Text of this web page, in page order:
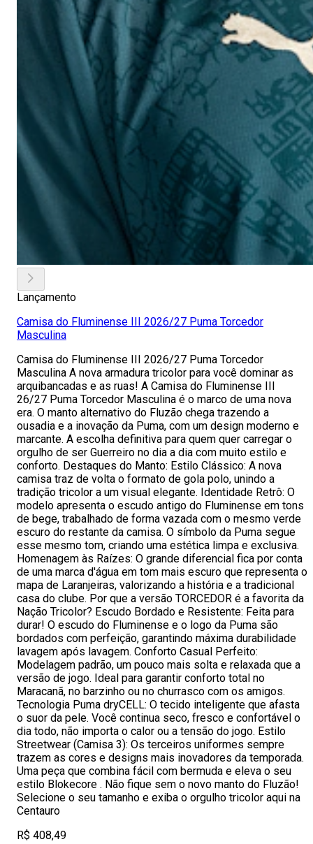
Lançamento
Camisa do Fluminense III 2026/27 Puma Torcedor
Masculina
Camisa do Fluminense III 2026/27 Puma Torcedor
Masculina A nova armadura tricolor para você dominar as
arquibancadas e as ruas! A Camisa do Fluminense III
26/27 Puma Torcedor Masculina é o marco de uma nova
era. O manto alternativo do Fluzão chega trazendo a
ousadia e a inovação da Puma, com um design moderno e
marcante. A escolha definitiva para quem quer carregar o
orgulho de ser Guerreiro no dia a dia com muito estilo e
conforto. Destaques do Manto: Estilo Clássico: A nova
camisa traz de volta o formato de gola polo, unindo a
tradição tricolor a um visual elegante. Identidade Retrô: O
modelo apresenta o escudo antigo do Fluminense em tons
de bege, trabalhado de forma vazada com o mesmo verde
escuro do restante da camisa. O símbolo da Puma segue
esse mesmo tom, criando uma estética limpa e exclusiva.
Homenagem às Raízes: O grande diferencial fica por conta
de uma marca d'água em tom mais escuro que representa o
mapa de Laranjeiras, valorizando a história e a tradicional
casa do clube. Por que a versão TORCEDOR é a favorita da
Nação Tricolor? Escudo Bordado e Resistente: Feita para
durar! O escudo do Fluminense e o logo da Puma são
bordados com perfeição, garantindo máxima durabilidade
lavagem após lavagem. Conforto Casual Perfeito:
Modelagem padrão, um pouco mais solta e relaxada que a
versão de jogo. Ideal para garantir conforto total no
Maracanã, no barzinho ou no churrasco com os amigos.
Tecnologia Puma dryCELL: O tecido inteligente que afasta
o suor da pele. Você continua seco, fresco e confortável o
dia todo, não importa o calor ou a tensão do jogo. Estilo
Streetwear (Camisa 3): Os terceiros uniformes sempre
trazem as cores e designs mais inovadores da temporada.
Uma peça que combina fácil com bermuda e eleva o seu
estilo Blokecore . Não fique sem o novo manto do Fluzão!
Selecione o seu tamanho e exiba o orgulho tricolor aqui na
Centauro
R$ 408,49